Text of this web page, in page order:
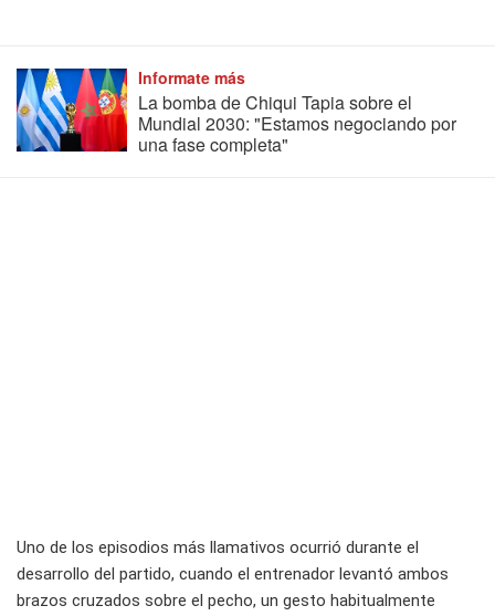
Informate más
La bomba de Chiqui Tapia sobre el
Mundial 2030: "Estamos negociando por
una fase completa"
Uno de los episodios más llamativos ocurrió durante el
desarrollo del partido, cuando el entrenador levantó ambos
brazos cruzados sobre el pecho, un gesto habitualmente